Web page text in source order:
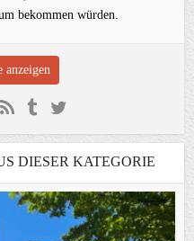
bekommen würden.
anzeigen
DIESER KATEGORIE